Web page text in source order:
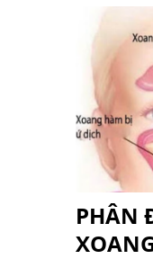
PHÂN